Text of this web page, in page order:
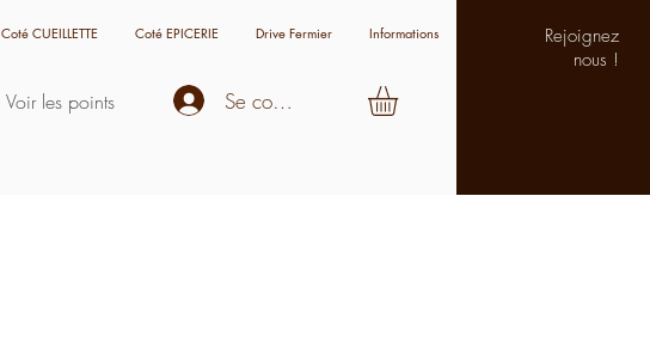
Coté CUEILLETTE Coté EPICERIE Drive Fermier Informations
Se connecter
Voir les points
Rejoignez
nous !